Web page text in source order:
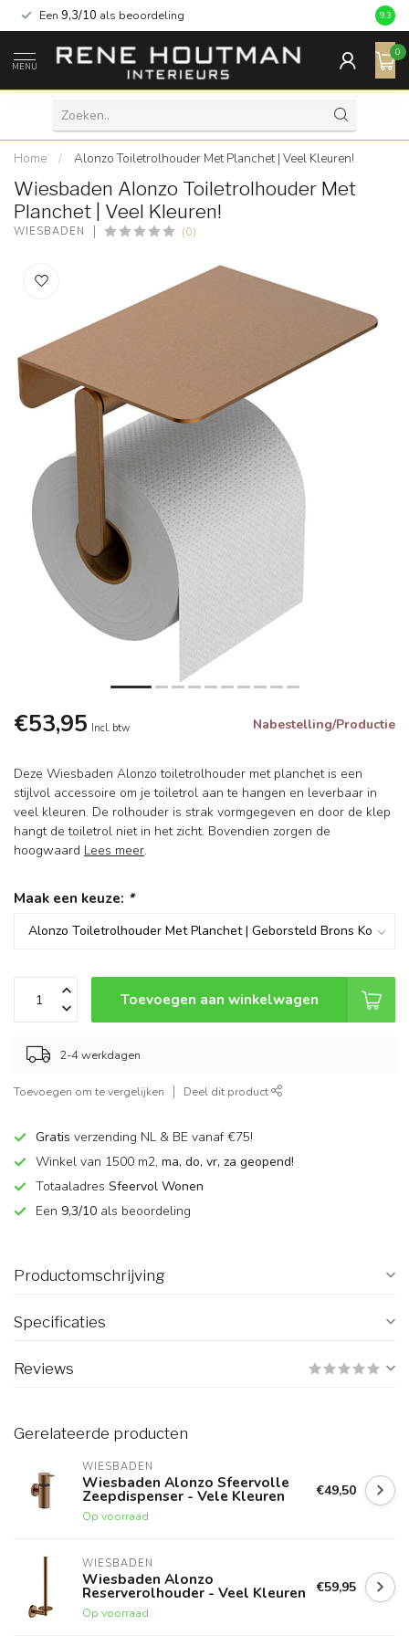
Een 9,3/10 als beoordeling 9.3
MENU
0
Home / Alonzo Toiletrolhouder Met Planchet | Veel Kleuren!
Wiesbaden Alonzo Toiletrolhouder Met
Planchet | Veel Kleuren!
WIESBADEN (0)
€53,95 Incl. btw Nabestelling/Productie
Deze Wiesbaden Alonzo toiletrolhouder met planchet is een
stijlvol accessoire om je toiletrol aan te hangen en leverbaar in
veel kleuren. De rolhouder is strak vormgegeven en door de klep
hangt de toiletrol niet in het zicht. Bovendien zorgen de
hoogwaard Lees meer.
Maak een keuze: *
Toevoegen aan winkelwagen
2-4 werkdagen
Toevoegen om te vergelijken Deel dit product
Gratis verzending NL & BE vanaf €75!
Winkel van 1500 m2, ma, do, vr, za geopend!
Totaaladres Sfeervol Wonen
Een 9,3/10 als beoordeling
Productomschrijving
Specificaties
Reviews
Gerelateerde producten
WIESBADEN
Wiesbaden Alonzo Sfeervolle
Zeepdispenser - Vele Kleuren
Op voorraad
€49,50
WIESBADEN
Wiesbaden Alonzo
Reserverolhouder - Veel Kleuren
Op voorraad
€59,95